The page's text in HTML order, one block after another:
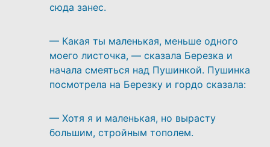
сюда занес.
— Какая ты маленькая, меньше одного
моего листочка, — сказала Березка и
начала смеяться над Пушинкой. Пушинка
посмотрела на Березку и гордо сказала:
— Хотя я и маленькая, но вырасту
большим, стройным тополем.